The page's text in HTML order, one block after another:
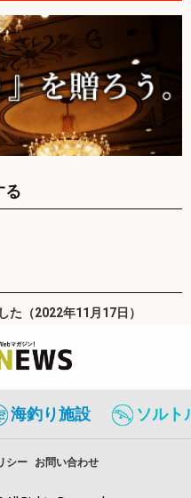
る
た（2022年11月17日）
海釣り施設 ソルト
シー お問い合わせ